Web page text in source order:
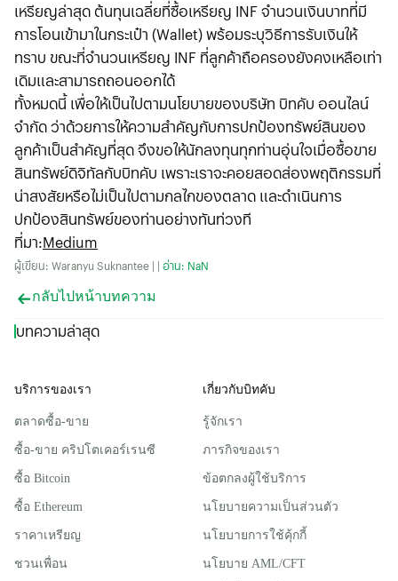
เหรียญล่าสุด ต้นทุนเฉลี่ยที่ซื้อเหรียญ INF จำนวนเงินบาทที่มี
การโอนเข้ามาในกระเป๋า (Wallet) พร้อมระบุวิธีการรับเงินให้
ทราบ ขณะที่จำนวนเหรียญ INF ที่ลูกค้าถือครองยังคงเหลือเท่า
เดิมและสามารถถอนออกได้
ทั้งหมดนี้ เพื่อให้เป็นไปตามนโยบายของบริษัท บิทคับ ออนไลน์
จำกัด ว่าด้วยการให้ความสำคัญกับการปกป้องทรัพย์สินของ
ลูกค้าเป็นสำคัญที่สุด จึงขอให้นักลงทุนทุกท่านอุ่นใจเมื่อซื้อขาย
สินทรัพย์ดิจิทัลกับบิทคับ เพราะเราจะคอยสอดส่องพฤติกรรมที่
น่าสงสัยหรือไม่เป็นไปตามกลไกของตลาด และดำเนินการ
ปกป้องสินทรัพย์ของท่านอย่างทันท่วงที
ที่มา:Medium
ผู้เขียน: Waranyu Suknantee | | อ่าน: NaN
กลับไปหน้าบทความ
บทความล่าสุด
บริการของเรา
ตลาดซื้อ-ขาย
ซื้อ-ขาย คริปโตเคอร์เรนซี
ซื้อ Bitcoin
ซื้อ Ethereum
ราคาเหรียญ
ชวนเพื่อน
เกี่ยวกับบิทคับ
รู้จักเรา
ภารกิจของเรา
ข้อตกลงผู้ใช้บริการ
นโยบายความเป็นส่วนตัว
นโยบายการใช้คุ้กกี้
นโยบาย AML/CFT